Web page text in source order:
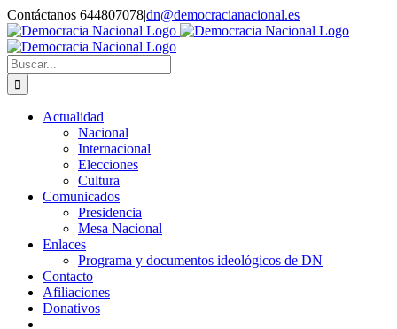
Saltar
al
contenido
Contáctanos 644807078|dn@democracianacional.es
Buscar:
Actualidad
Nacional
Internacional
Elecciones
Cultura
Comunicados
Presidencia
Mesa Nacional
Enlaces
Programa y documentos ideológicos de DN
Contacto
Afiliaciones
Donativos